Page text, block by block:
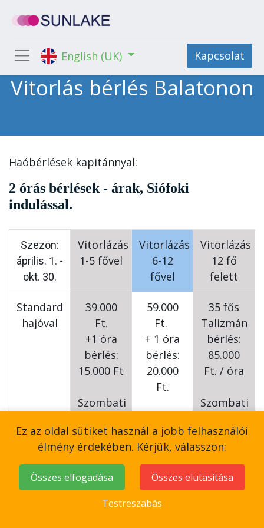
Kapcsolat
English (UK)
Vitorlás bérlés Balatonon
Haóbérlések kapitánnyal:
2 órás bérlések - árak, Siófoki
indulással.
Szezon:
április. 1. -
okt. 30.
Vitorlázás
1-5 fővel
Vitorlázás
6-12
fővel
Vitorlázás
12 fő
felett
Standard
hajóval
39.000
Ft.
+1 óra
bérlés:
15.000 Ft
Szombati
49.000
Ft.
+1 óra
bérlés:
20.000 Ft
59.000
Ft.
+ 1 óra
bérlés:
20.000
Ft.
napokon
69.000
Ft.
+ 1 óra
bérlés:
35 fős
Talizmán
bérlés:
85.000
Ft. / óra
Szombati
105.000
Ft. / óra
Ez az oldal sütiket használ a jobb felhasználói
élmény érdekében. Kérjük, válasszon:
Összes elfogadása
Összes elutasítása
Testreszabás